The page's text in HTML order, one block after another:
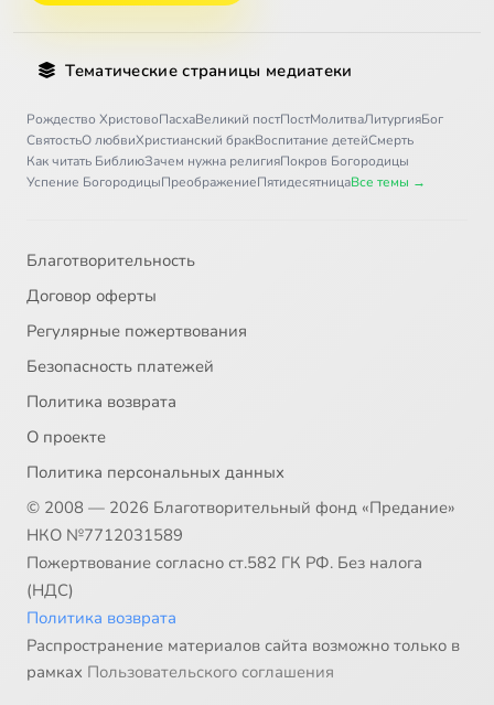
Тематические страницы медиатеки
Рождество ХристовоПасхаВеликий постПостМолитваЛитургияБог
СвятостьО любвиХристианский бракВоспитание детейСмерть
Как читать БиблиюЗачем нужна религияПокров Богородицы
Успение БогородицыПреображениеПятидесятницаВсе темы →
Благотворительность
Договор оферты
Регулярные пожертвования
Безопасность платежей
Политика возврата
О проекте
Политика персональных данных
© 2008 — 2026 Благотворительный фонд «Предание»
НКО №7712031589
Пожертвование согласно ст.582 ГК РФ. Без налога
(НДС)
Политика возврата
Распространение материалов сайта возможно только в
рамках Пользовательского соглашения